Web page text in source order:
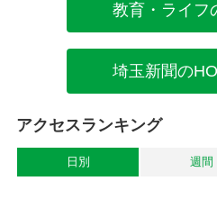
教育・ライフ
埼玉新聞の
アクセスランキング
日別 週間